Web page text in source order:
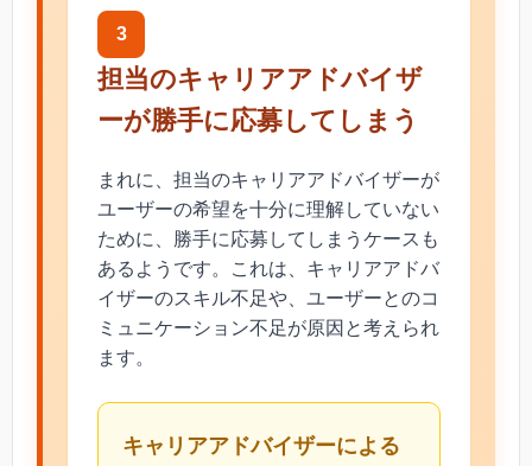
3
担当のキャリアアドバイザ
ーが勝手に応募してしまう
まれに、担当のキャリアアドバイザーが
ユーザーの希望を十分に理解していない
ために、勝手に応募してしまうケースも
あるようです。これは、キャリアアドバ
イザーのスキル不足や、ユーザーとのコ
ミュニケーション不足が原因と考えられ
ます。
キャリアアドバイザーによる